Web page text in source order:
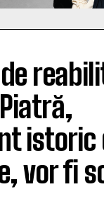
istoric
vor fi